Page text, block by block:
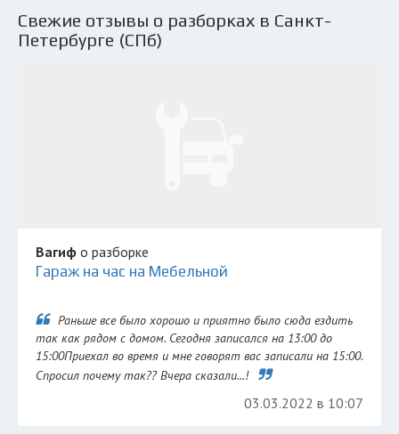
Свежие отзывы о разборках в Санкт-
Петербурге (СПб)
Вагиф о разборке
Гараж на час на Мебельной
Раньше все было хорошо и приятно было сюда ездить
так как рядом с домом. Сегодня записался на 13:00 до
15:00Приехал во время и мне говорят вас записали на 15:00.
Спросил почему так?? Вчера сказали...!
03.03.2022 в 10:07